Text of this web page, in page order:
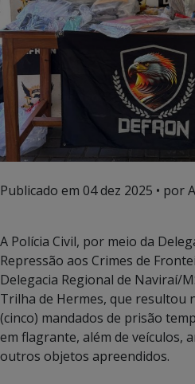
Publicado em 04 dez 2025 • por
A Polícia Civil, por meio da
Repressão aos Crimes de
Delegacia Regional de Naviraí/
Trilha de Hermes, que resultou
(cinco) mandados de prisão
em flagrante, além de veículos,
outros objetos apreendidos.